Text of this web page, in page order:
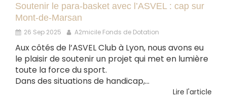
Soutenir le para-basket avec l’ASVEL : cap sur
Mont-de-Marsan
26 Sep 2025 A2micile Fonds de Dotation
Aux côtés de l’ASVEL Club à Lyon, nous avons eu
le plaisir de soutenir un projet qui met en lumière
toute la force du sport.
Dans des situations de handicap,...
Lire l'article